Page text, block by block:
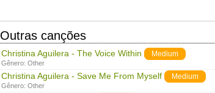
Outras canções
Christina Aguilera - The Voice Within Medium
Gênero: Other
Christina Aguilera - Save Me From Myself Medium
Gênero: Other